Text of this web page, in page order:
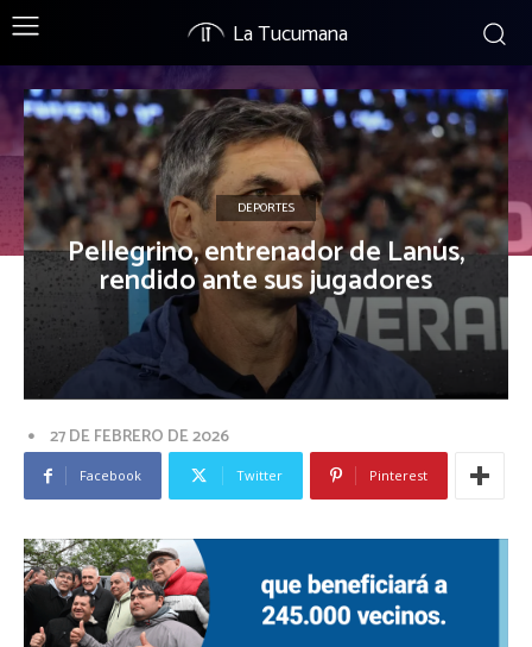
La Tucumana
DEPORTES
Pellegrino, entrenador de Lanús,
rendido ante sus jugadores
27 DE FEBRERO DE 2026
Facebook Twitter Pinterest